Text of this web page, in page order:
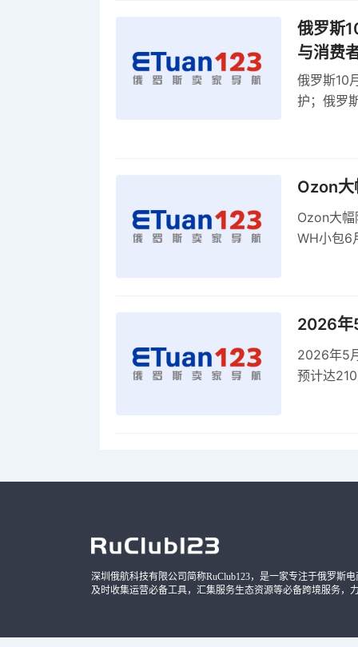
俄罗斯
与消费
俄罗斯10
护；俄罗
Ozon大
Ozon大
WH小包6
2026年
2026年5
预计达
深圳俄航科技有限公司简称RuClub123，是一家专注于俄罗斯
及时收集运营必备工具，汇集服务生态资源等必备跨境服务，